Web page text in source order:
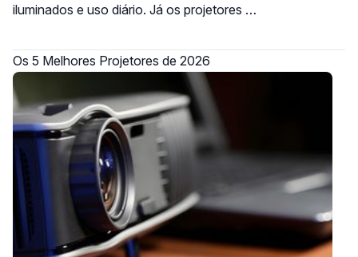
iluminados e uso diário. Já os projetores …
Os 5 Melhores Projetores de 2026